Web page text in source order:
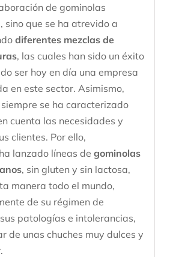
de gominolas
sino que se ha atrevido a
diferentes mezclas de
, las cuales han sido un éxito
ser hoy en día una empresa
en este sector. Asimismo,
se ha caracterizado
cuenta las necesidades y
clientes. Por ello,
lanzado líneas de gominolas
, sin gluten y sin lactosa,
manera todo el mundo,
de su régimen de
patologías e intolerancias,
de unas chuches muy dulces y